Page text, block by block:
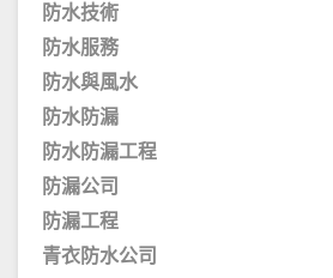
防水技術
防水服務
防水與風水
防水防漏
防水防漏工程
防漏公司
防漏工程
青衣防水公司